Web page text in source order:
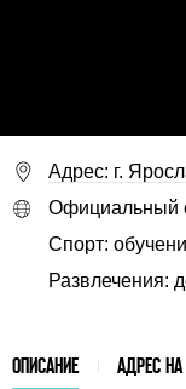
Адрес: г.
Официальный
Спорт:
Развлечения:
ОПИСАНИЕ АДРЕС НА